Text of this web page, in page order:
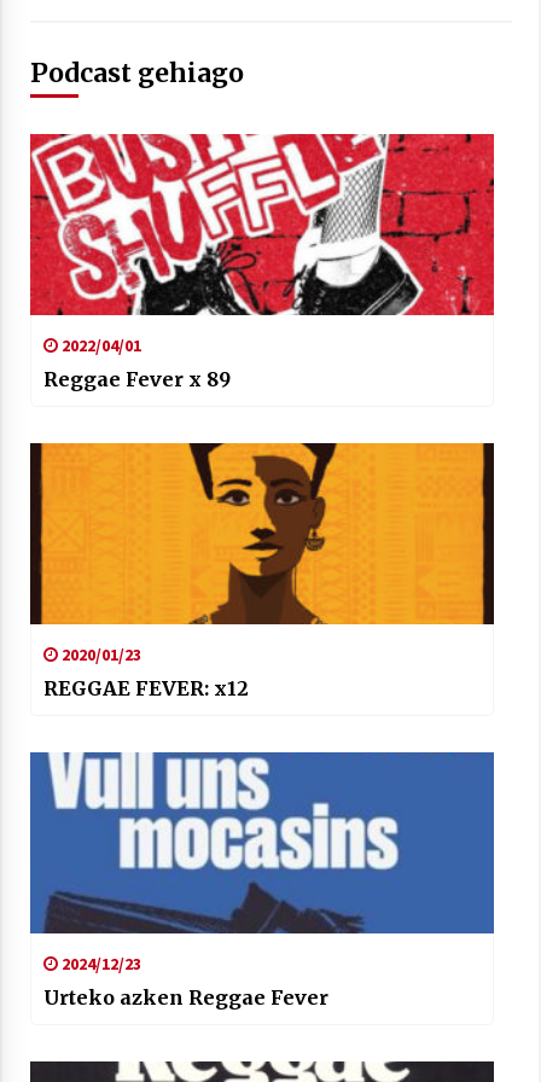
Arrosaren laburpen bideoa Hamaika
Telebistaren eskutik
2021/06/30
Podcast gehiago
2022/04/01
Reggae Fever x 89
2020/01/23
REGGAE FEVER: x12
2024/12/23
Urteko azken Reggae Fever